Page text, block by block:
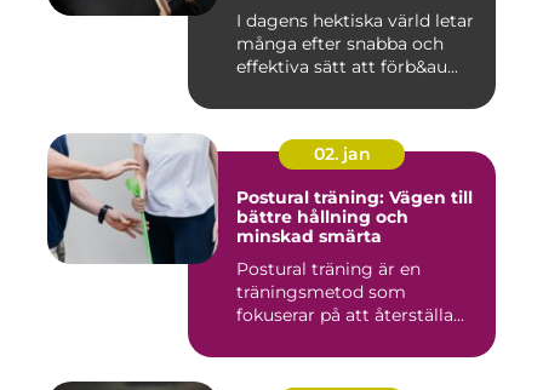
I dagens hektiska värld letar
många efter snabba och
effektiva sätt att förb&au...
02. jan
Postural träning: Vägen till
bättre hållning och
minskad smärta
Postural träning är en
träningsmetod som
fokuserar på att återställa...